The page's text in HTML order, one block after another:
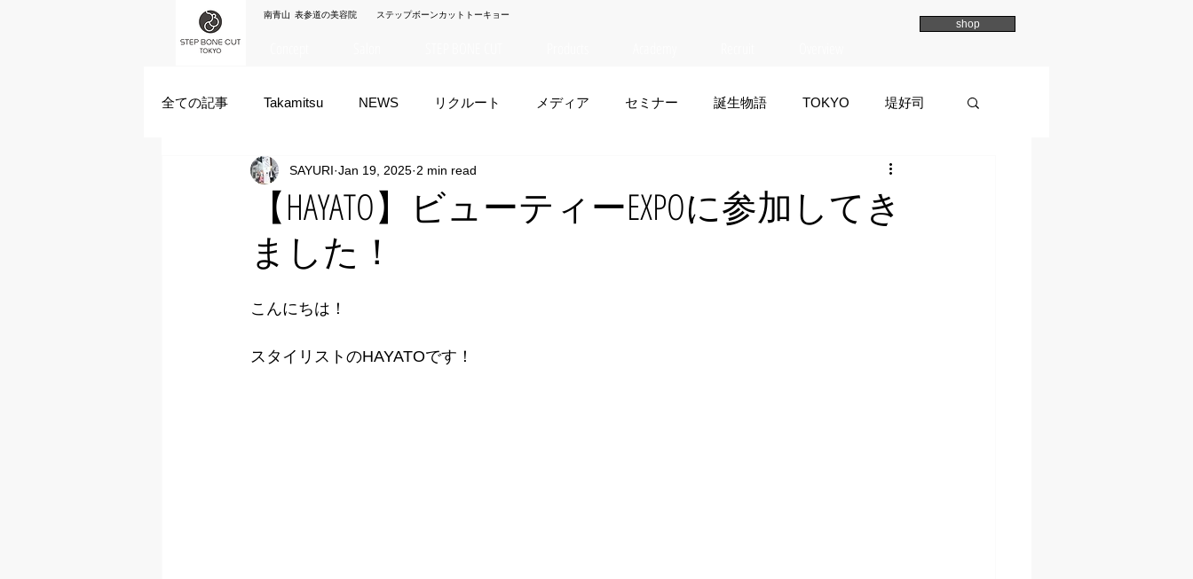
南青山 表参道の美容院 ステップボーンカットトーキョー
shop
全ての記事 Takamitsu NEWS リクルート メディア セミナー 誕生物語 TOKYO 堤好司
Akane Kanda HAYATO 夏菜 TAISEI イマイマユ
ズシヒロヤ 竹原拓摩
【HAYATO】ビューティーEXPOに参加してき
ました！
SAYURI Jan 19, 2025 2 min read
こんにちは！
スタイリストのHAYATOです！